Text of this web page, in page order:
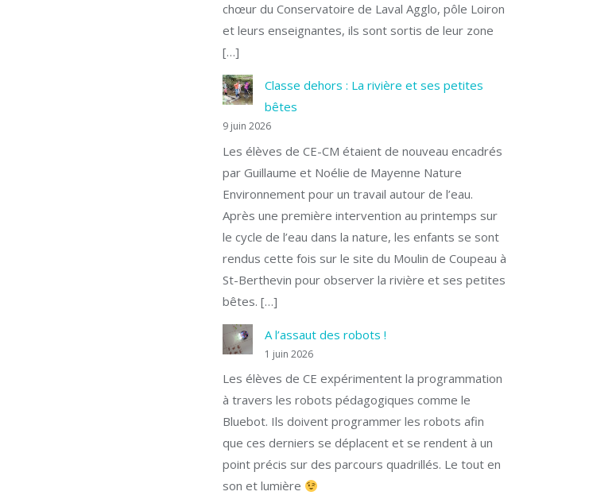
chœur du Conservatoire de Laval Agglo, pôle Loiron
et leurs enseignantes, ils sont sortis de leur zone
[…]
Classe dehors : La rivière et ses petites
bêtes
9 juin 2026
Les élèves de CE-CM étaient de nouveau encadrés
par Guillaume et Noélie de Mayenne Nature
Environnement pour un travail autour de l’eau.
Après une première intervention au printemps sur
le cycle de l’eau dans la nature, les enfants se sont
rendus cette fois sur le site du Moulin de Coupeau à
St-Berthevin pour observer la rivière et ses petites
bêtes. […]
A l’assaut des robots !
1 juin 2026
Les élèves de CE expérimentent la programmation
à travers les robots pédagogiques comme le
Bluebot. Ils doivent programmer les robots afin
que ces derniers se déplacent et se rendent à un
point précis sur des parcours quadrillés. Le tout en
son et lumière